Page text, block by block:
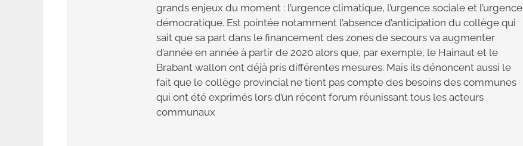
grands enjeux du moment : l’urgence climatique, l’urgence sociale et l’urgence
démocratique. Est pointée notamment l’absence d’anticipation du collège qui
sait que sa part dans le financement des zones de secours va augmenter
d’année en année à partir de 2020 alors que, par exemple, le Hainaut et le
Brabant wallon ont déjà pris différentes mesures. Mais ils dénoncent aussi le
fait que le collège provincial ne tient pas compte des besoins des communes
qui ont été exprimés lors d’un récent forum réunissant tous les acteurs
communaux